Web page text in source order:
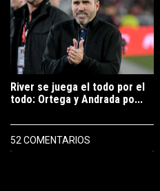
River se juega el todo por el
todo: Ortega y Andrada po...
52 COMENTARIOS